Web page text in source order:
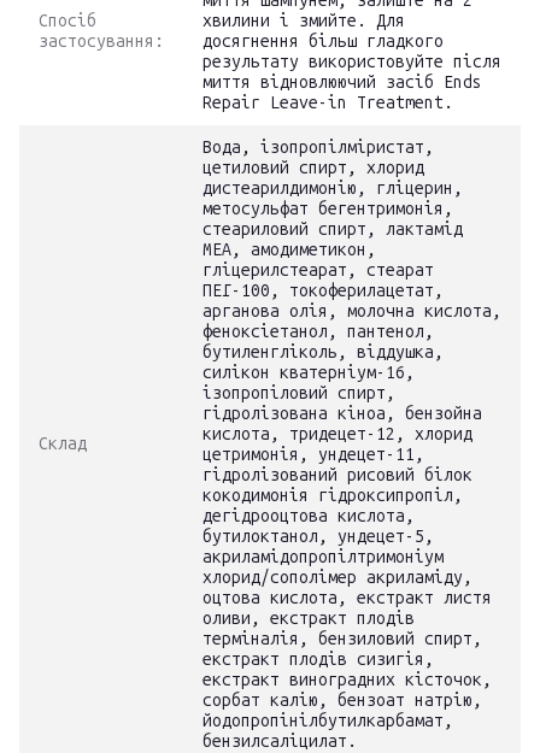
Спосіб
застосування:
хвилини і змийте. Для
досягнення більш гладкого
результату використовуйте після
миття відновлюючий засіб Ends
Repair Leave-in Treatment.
Склад
Вода, ізопропілміристат,
цетиловий спирт, хлорид
дистеарилдимонію, гліцерин,
метосульфат бегентримонія,
стеариловий спирт, лактамід
МЕА, амодиметикон,
гліцерилстеарат, стеарат
ПЕГ-100, токоферилацетат,
арганова олія, молочна кислота,
феноксіетанол, пантенол,
бутиленгліколь, віддушка,
силікон кватерніум-16,
ізопропіловий спирт,
гідролізована кіноа, бензойна
кислота, тридецет-12, хлорид
цетримонія, ундецет-11,
гідролізований рисовий білок
кокодимонія гідроксипропіл,
дегідрооцтова кислота,
бутилоктанол, ундецет-5,
акриламідопропілтримоніум
хлорид/сополімер акриламіду,
оцтова кислота, екстракт листя
оливи, екстракт плодів
терміналія, бензиловий спирт,
екстракт плодів сизигія,
екстракт виноградних кісточок,
сорбат калію, бензоат натрію,
йодопропінілбутилкарбамат,
бензилсаліцилат.